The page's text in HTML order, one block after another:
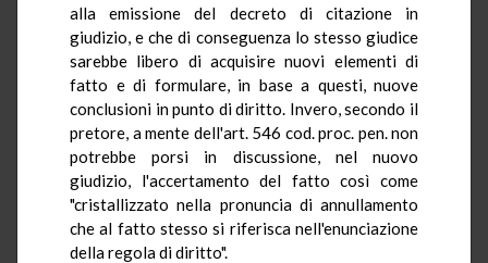
alla emissione del decreto di citazione in
giudizio, e che di conseguenza lo stesso giudice
sarebbe libero di acquisire nuovi elementi di
fatto e di formulare, in base a questi, nuove
conclusioni in punto di diritto. Invero, secondo il
pretore, a mente dell'art. 546 cod. proc. pen. non
potrebbe porsi in discussione, nel nuovo
giudizio, l'accertamento del fatto così come
"cristallizzato nella pronuncia di annullamento
che al fatto stesso si riferisca nell'enunciazione
della regola di diritto".